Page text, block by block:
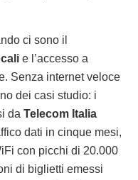
ci sono il
e l’accesso a
Senza internet veloce
dei casi studio: i
da Telecom Italia
dati in cinque mesi,
con picchi di 20.000
di biglietti emessi